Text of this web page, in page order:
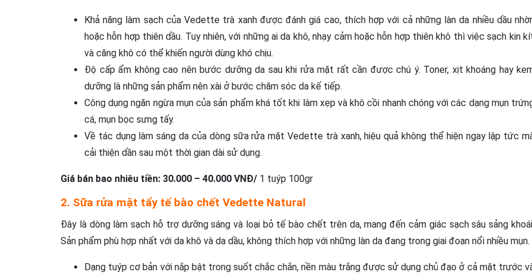
Khả năng làm sạch của Vedette trà xanh được đánh giá cao, thích hợp với cả những làn da nhiều dầu
hoặc hỗn hợp thiên dầu. Tuy nhiên, với những ai da khô, nhạy cảm hoặc hỗn hợp thiên khô thì việc sạch kin
và căng khô có thể khiến người dùng khó chịu.
Độ cấp ẩm không cao nên bước dưỡng da sau khi rửa mặt rất cần được chú ý. Toner, xịt khoáng hay
dưỡng là những sản phẩm nên xài ở bước chăm sóc da kế tiếp.
Công dụng ngăn ngừa mụn của sản phẩm khá tốt khi làm xẹp và khô cồi nhanh chóng với các dạng mụn
cá, mụn bọc sưng tấy.
Về tác dụng làm sáng da của dòng sữa rửa mặt Vedette trà xanh, hiệu quả không thể hiện ngay lập tức
cải thiện dần sau một thời gian dài sử dụng.
Giá bán bao nhiêu tiền: 30.000 – 40.000 VNĐ/ 1 tuýp 100gr
2. Sữa rửa mặt tẩy tế bào chết Vedette Natural
Đây là dòng làm sạch hỗ trợ dưỡng sáng và loại bỏ tế bào chết trên da, mang đến cảm giác sạch sâu sảng
Sản phẩm phù hợp nhất với da khô và da dầu, không thích hợp với những làn da đang trong giai đoạn nổi nhiều mụn.
Dạng tuýp cơ bản với nắp bật trong suốt chắc chắn, nền màu trắng được sử dụng chủ đạo ở cả mặt trước